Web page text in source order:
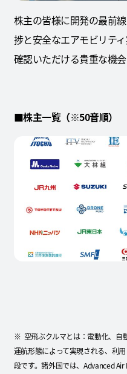
株主の皆様に開発の最前
捗と安全なエアモビリテ
確認いただける貴重な機会
■株主一覧（※50音順）
※ 空飛ぶクルマとは：電動化、自
運航形態によって実現される、利
段です。諸外国では、Advanced